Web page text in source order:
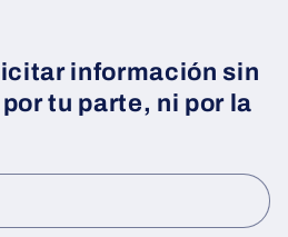
información sin
tu parte, ni por la